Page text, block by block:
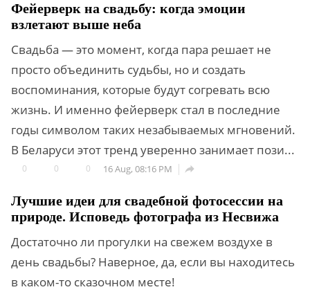
Фейерверк на свадьбу: когда эмоции
взлетают выше неба
Свадьба — это момент, когда пара решает не
просто объединить судьбы, но и создать
воспоминания, которые будут согревать всю
жизнь. И именно фейерверк стал в последние
годы символом таких незабываемых мгновений.
В Беларуси этот тренд уверенно занимает пози...
0 0 0 16 Aug, 08:16 PM 
Лучшие идеи для свадебной фотосессии на
природе. Исповедь фотографа из Несвижа
Достаточно ли прогулки на свежем воздухе в
день свадьбы? Наверное, да, если вы находитесь
в каком-то сказочном месте!